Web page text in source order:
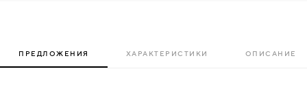
ПРЕДЛОЖЕНИЯ ХАРАКТЕРИСТИКИ ОПИСАНИЕ